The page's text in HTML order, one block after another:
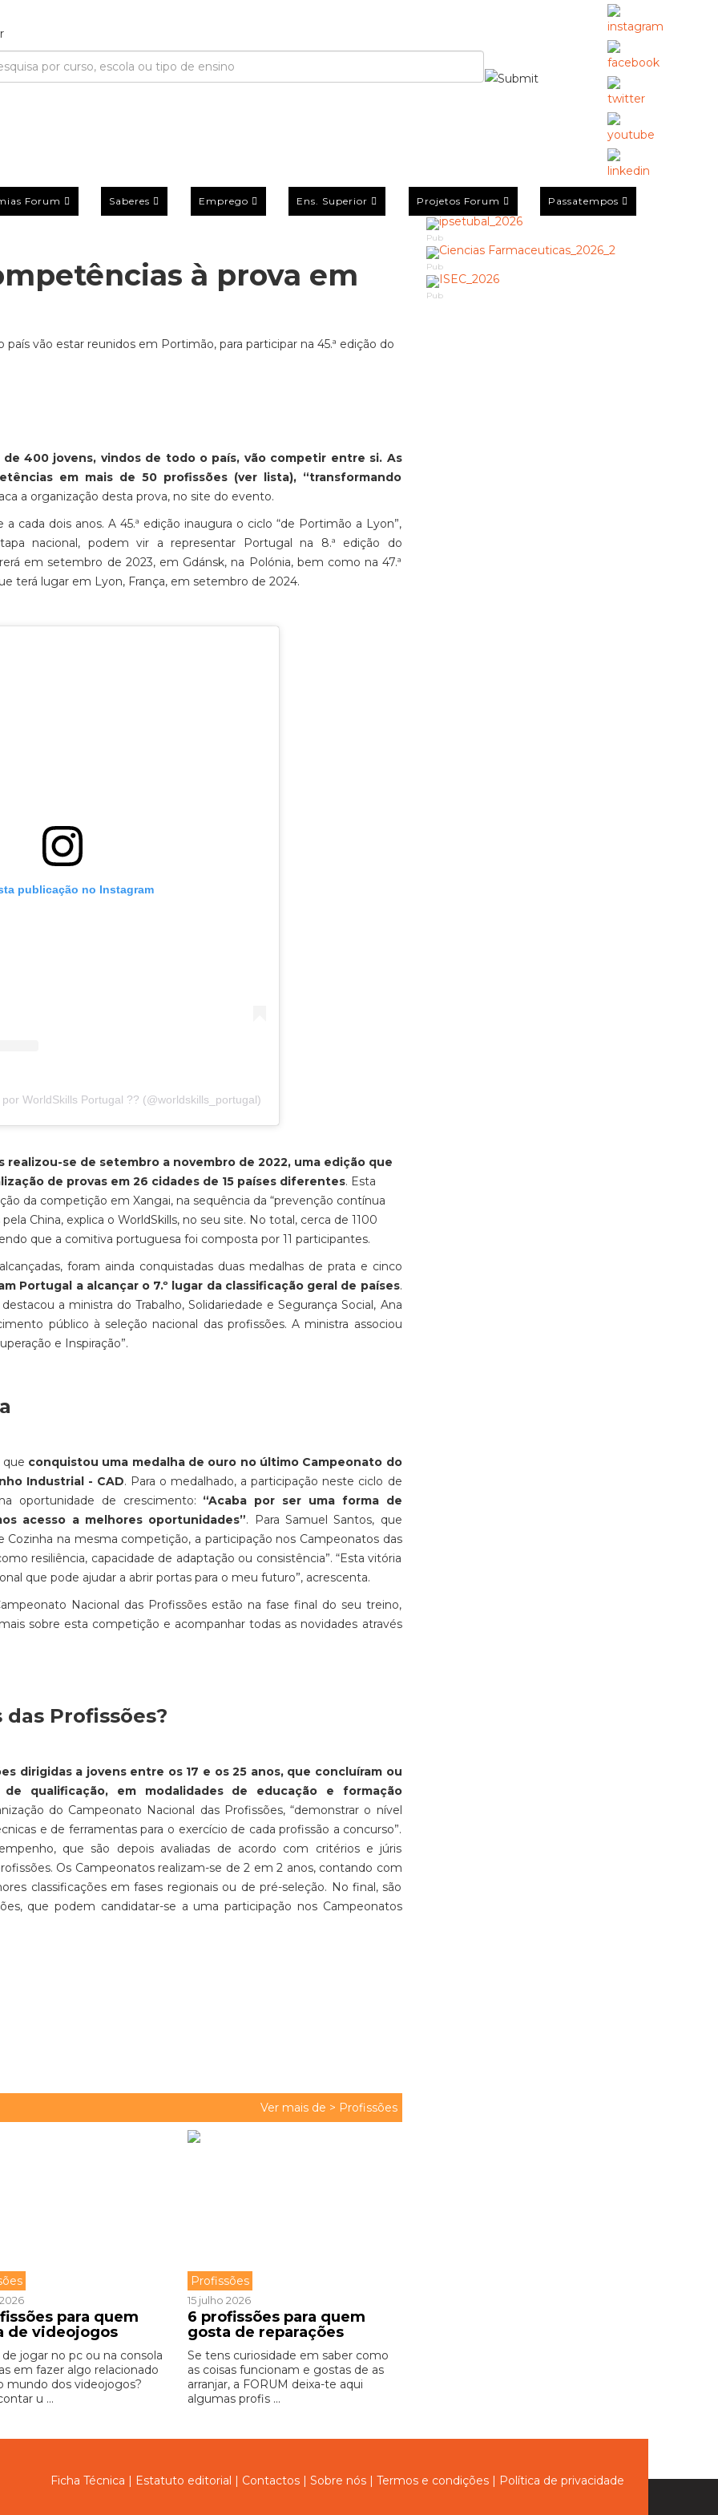
Forum Saberes Emprego Ens. Superior Projetos Forum Passatempos
à prova em
vão estar reunidos em Portimão, para participar na 45.ª edição do
400 jovens, vindos de todo o país, vão competir entre si. As
em mais de 50 profissões (ver lista), “transformando
a organização desta prova, no site do evento.
cada dois anos. A 45.ª edição inaugura o ciclo “de Portimão a Lyon”,
nacional, podem vir a representar Portugal na 8.ª edição do
em setembro de 2023, em Gdánsk, na Polónia, bem como na 47.ª
terá lugar em Lyon, França, em setembro de 2024.
publicação no Instagram
WorldSkills Portugal ?? (@worldskills_portugal)
realizou-se de setembro a novembro de 2022, uma edição que
de provas em 26 cidades de 15 países diferentes. Esta
da competição em Xangai, na sequência da “prevenção contínua
China, explica o WorldSkills, no seu site. No total, cerca de 1100
que a comitiva portuguesa foi composta por 11 participantes.
foram ainda conquistadas duas medalhas de prata e cinco
Portugal a alcançar o 7.º lugar da classificação geral de países.
a ministra do Trabalho, Solidariedade e Segurança Social, Ana
público à seleção nacional das profissões. A ministra associou
e Inspiração”.
que conquistou uma medalha de ouro no último Campeonato do
Industrial - CAD. Para o medalhado, a participação neste ciclo de
oportunidade de crescimento: “Acaba por ser uma forma de
acesso a melhores oportunidades”. Para Samuel Santos, que
na mesma competição, a participação nos Campeonatos das
resiliência, capacidade de adaptação ou consistência”. “Esta vitória
que pode ajudar a abrir portas para o meu futuro”, acrescenta.
Nacional das Profissões estão na fase final do seu treino,
sobre esta competição e acompanhar todas as novidades através
Profissões?
dirigidas a jovens entre os 17 e os 25 anos, que concluíram ou
qualificação, em modalidades de educação e formação
do Campeonato Nacional das Profissões, “demonstrar o nível
e de ferramentas para o exercício de cada profissão a concurso”.
que são depois avaliadas de acordo com critérios e júris
Os Campeonatos realizam-se de 2 em 2 anos, contando com
classificações em fases regionais ou de pré-seleção. No final, são
que podem candidatar-se a uma participação nos Campeonatos
Ver mais de > Profissões
para quem
de videojogos
de jogar no pc ou na consola
em fazer algo relacionado
mundo dos videojogos?
u ...
Profissões
15 julho 2026
6 profissões para quem
gosta de reparações
Se tens curiosidade em saber como
as coisas funcionam e gostas de as
arranjar, a FORUM deixa-te aqui
algumas profis ...
Pub
Pub
Pub
Ficha Técnica | Estatuto editorial | Contactos | Sobre nós | Termos e condições | Política de privacidade